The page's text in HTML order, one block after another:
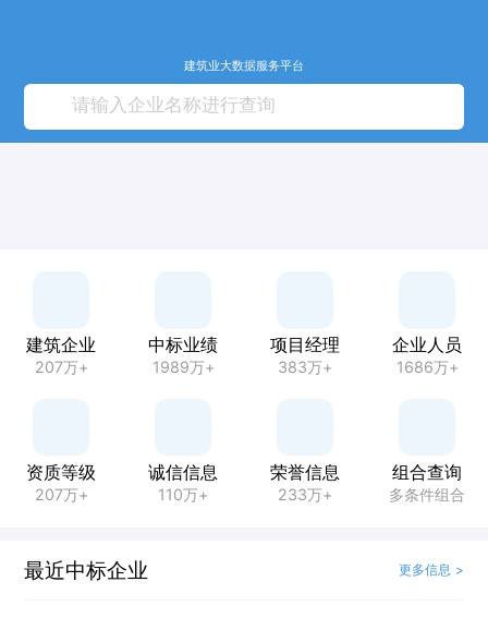
建筑业大数据服务平台
建筑企业
207万+
中标业绩
1989万+
项目经理
383万+
企业人员
1686万+
资质等级
207万+
诚信信息
110万+
荣誉信息
233万+
组合查询
多条件组合
最近中标企业 更多信息 >